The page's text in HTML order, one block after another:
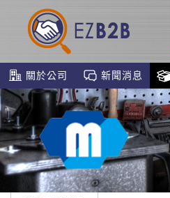
關於公司 新聞消息